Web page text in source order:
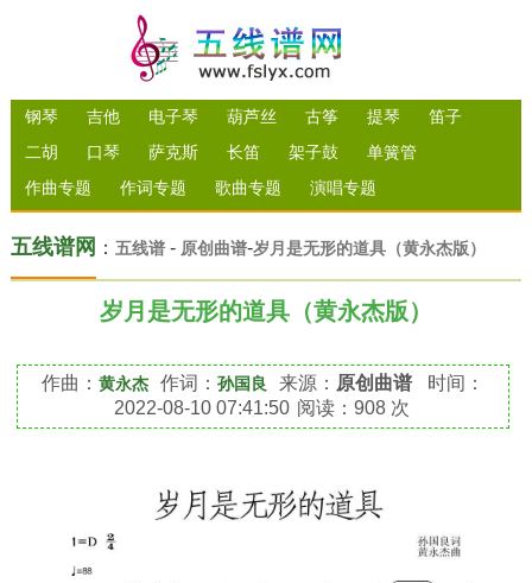
钢琴 吉他 电子琴 葫芦丝 古筝 提琴
笛子
二胡
口琴 萨克斯 长笛 架子鼓
单簧管
作曲专题
作词专题 歌曲专题 演唱专题
五线谱网 ： 五线谱- 原创曲谱-岁月是无形的道具（黄永杰版）
岁月是无形的道具（黄永杰版）
作曲： 黄永杰 作词： 孙国良 来源： 原创曲谱
时间：
2022-08-10 07:41:50 阅读：908 次